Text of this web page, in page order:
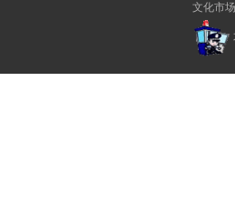
文化市